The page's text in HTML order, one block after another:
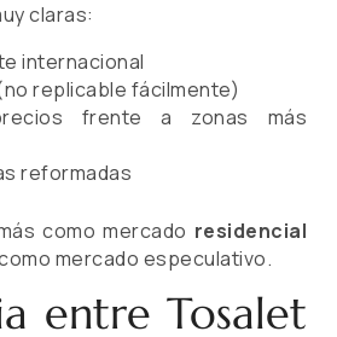
claras:
internacional
replicable fácilmente)
frente a zonas más
reformadas
como mercado residencial
mercado especulativo.
entre Tosalet